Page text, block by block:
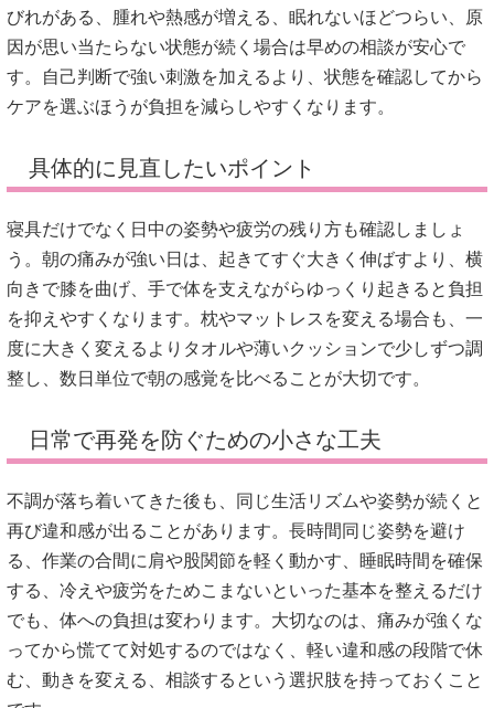
びれがある、腫れや熱感が増える、眠れないほどつらい、原
因が思い当たらない状態が続く場合は早めの相談が安心で
す。自己判断で強い刺激を加えるより、状態を確認してから
ケアを選ぶほうが負担を減らしやすくなります。
具体的に見直したいポイント
寝具だけでなく日中の姿勢や疲労の残り方も確認しましょ
う。朝の痛みが強い日は、起きてすぐ大きく伸ばすより、横
向きで膝を曲げ、手で体を支えながらゆっくり起きると負担
を抑えやすくなります。枕やマットレスを変える場合も、一
度に大きく変えるよりタオルや薄いクッションで少しずつ調
整し、数日単位で朝の感覚を比べることが大切です。
日常で再発を防ぐための小さな工夫
不調が落ち着いてきた後も、同じ生活リズムや姿勢が続くと
再び違和感が出ることがあります。長時間同じ姿勢を避け
る、作業の合間に肩や股関節を軽く動かす、睡眠時間を確保
する、冷えや疲労をためこまないといった基本を整えるだけ
でも、体への負担は変わります。大切なのは、痛みが強くな
ってから慌てて対処するのではなく、軽い違和感の段階で休
む、動きを変える、相談するという選択肢を持っておくこと